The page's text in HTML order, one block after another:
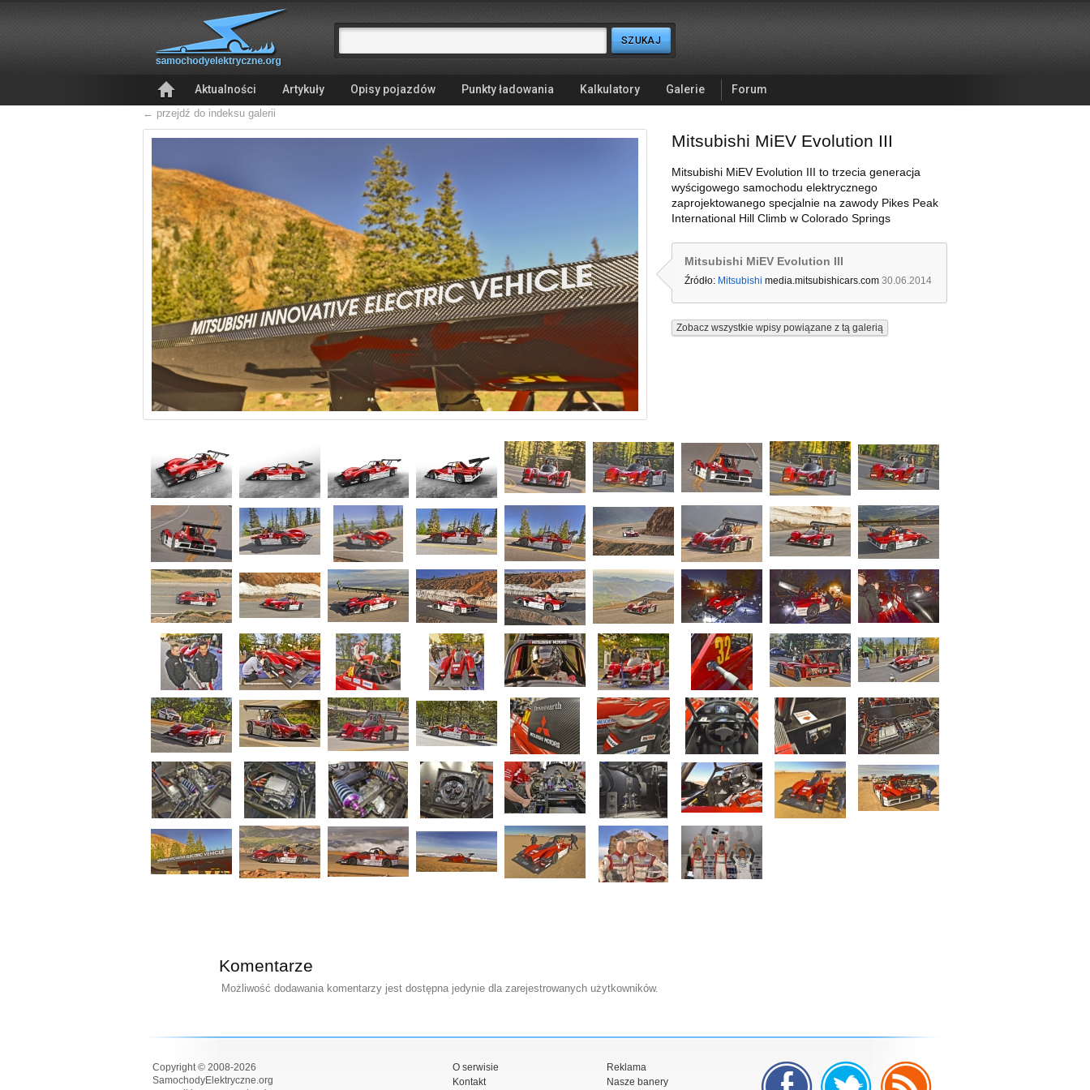
Aktualności Artykuły Opisy pojazdów Punkty ładowania Kalkulatory Galerie Forum
← przejdź do indeksu galerii
Mitsubishi MiEV Evolution III
Mitsubishi MiEV Evolution III to trzecia generacja
wyścigowego samochodu elektrycznego
zaprojektowanego specjalnie na zawody Pikes Peak
International Hill Climb w Colorado Springs
Mitsubishi MiEV Evolution III
Źródło: Mitsubishi media.mitsubishicars.com 30.06.2014
Zobacz wszystkie wpisy powiązane z tą galerią
Komentarze
Możliwość dodawania komentarzy jest dostępna jedynie dla zarejestrowanych użytkowników.
Copyright © 2008-2026
SamochodyElektryczne.org
O serwisie
Kontakt
Reklama
Nasze banery